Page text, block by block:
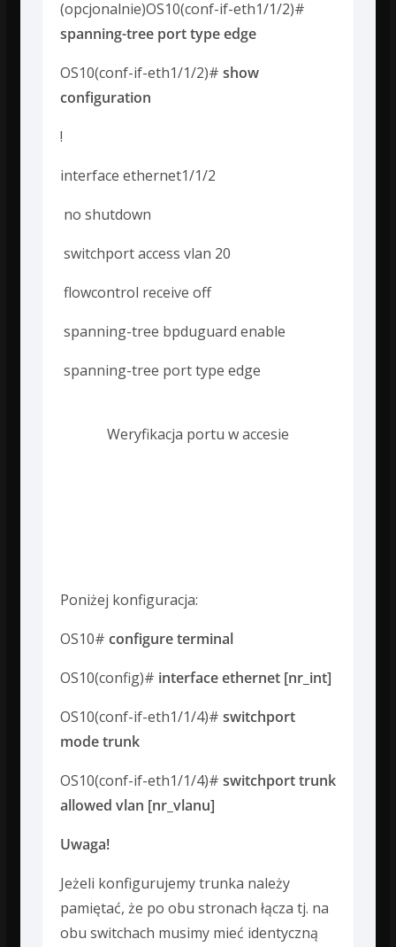
(opcjonalnie)OS10(conf-if-eth1/1/2)#
spanning-tree port type edge
OS10(conf-if-eth1/1/2)# show
configuration
!
interface ethernet1/1/2
no shutdown
switchport access vlan 20
flowcontrol receive off
spanning-tree bpduguard enable
spanning-tree port type edge
Weryfikacja portu w accesie
Poniżej konfiguracja:
OS10# configure terminal
OS10(config)# interface ethernet [nr_int]
OS10(conf-if-eth1/1/4)# switchport
mode trunk
OS10(conf-if-eth1/1/4)# switchport trunk
allowed vlan [nr_vlanu]
Uwaga!
Jeżeli konfigurujemy trunka należy
pamiętać, że po obu stronach łącza tj. na
obu switchach musimy mieć identyczną